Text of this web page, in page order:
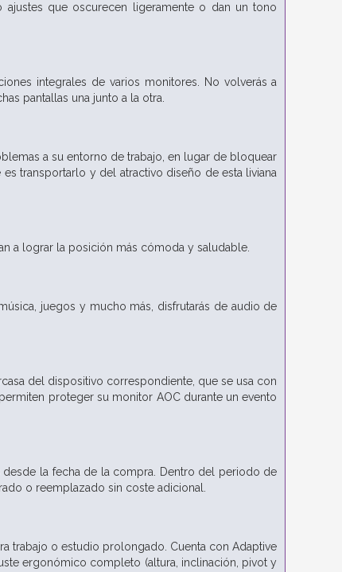
que oscurecen ligeramente o dan un tono
integrales de varios monitores. No volverás a
pantallas una junto a la otra.
a su entorno de trabajo, en lugar de bloquear
transportarlo y del atractivo diseño de esta liviana
a lograr la posición más cómoda y saludable.
juegos y mucho más, disfrutarás de audio de
del dispositivo correspondiente, que se usa con
proteger su monitor AOC durante un evento
desde la fecha de la compra. Dentro del periodo de
o reemplazado sin coste adicional.
trabajo o estudio prolongado. Cuenta con Adaptive
ergonómico completo (altura, inclinación, pivot y